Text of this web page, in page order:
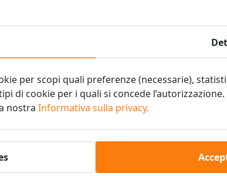
Leggi di più
luglio -
Leggi
per scopi quali preferenze (necessarie),
di cookie per i quali si concede
nostra Informativa sulla privacy.